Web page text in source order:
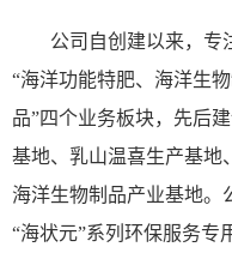
公司自创建以来，专
“海洋功能特肥、海洋生
品”四个业务板块，先后
基地、乳山温喜生产基地
海洋生物制品产业基地。
“海状元”系列环保服务专